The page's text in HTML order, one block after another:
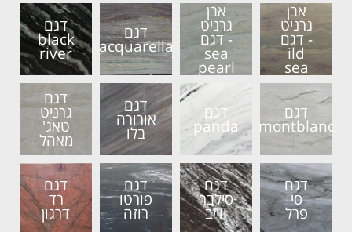
אבן
גרניט
- דגם
ild
sea
אבן
גרניט
- דגם
sea
pearl
דגם
acquarella
דגם
black
river
דגם
montblanc
דגם
panda
דגם
אורורה
בלו
דגם
גרניט
טאג'
מאהל
דגם
סי
פרל
דגם
סילבר
ווייב
דגם
פורטו
רוזה
דגם
רד
דרגון